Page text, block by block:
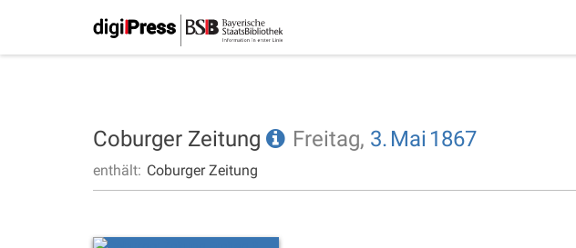
Coburger Zeitung Freitag, 3. Mai 1867
enthält: Coburger Zeitung